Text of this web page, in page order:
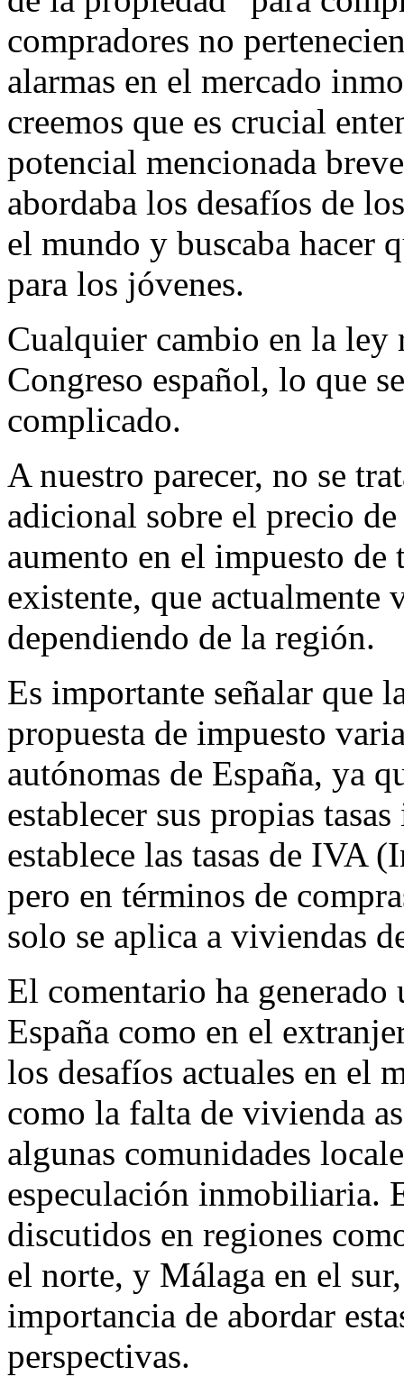
compradores no
alarmas en el mercado
creemos que es crucial
potencial mencionada
abordaba los desafíos de
el mundo y buscaba hacer
para los jóvenes.
Cualquier cambio en la
Congreso español, lo que
complicado.
A nuestro parecer, no se
adicional sobre el precio
aumento en el impuesto
existente, que actualmente
dependiendo de la región.
Es importante señalar que
propuesta de impuesto
autónomas de España, ya
establecer sus propias
establece las tasas de IVA
pero en términos de
solo se aplica a viviendas
El comentario ha
España como en el
los desafíos actuales en el
como la falta de vivienda
algunas comunidades
especulación inmobiliaria.
discutidos en regiones
el norte, y Málaga en el
importancia de abordar
perspectivas.